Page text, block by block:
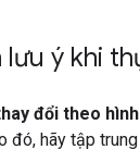
lưu ý khi
đổi theo
đó, hãy tập